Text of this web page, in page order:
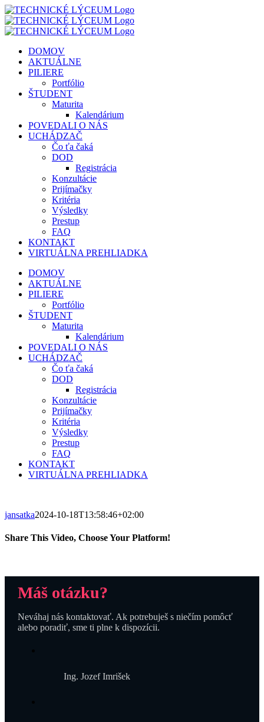
Skip
to
content
DOMOV
AKTUÁLNE
PILIERE
Portfólio
ŠTUDENT
Maturita
Kalendárium
POVEDALI O NÁS
UCHÁDZAČ
Čo ťa čaká
DOD
Registrácia
Konzultácie
Prijímačky
Kritéria
Výsledky
Prestup
FAQ
KONTAKT
VIRTUÁLNA PREHLIADKA
DOMOV
AKTUÁLNE
PILIERE
Portfólio
ŠTUDENT
Maturita
Kalendárium
POVEDALI O NÁS
UCHÁDZAČ
Čo ťa čaká
DOD
Registrácia
Konzultácie
Prijímačky
Kritéria
Výsledky
Prestup
FAQ
KONTAKT
VIRTUÁLNA PREHLIADKA
jansatka2024-10-18T13:58:46+02:00
Share This Video, Choose Your Platform!
Máš otázku?
Neváhaj nás kontaktovať. Ak potrebuješ s niečím pomôcť
alebo poradiť, sme ti plne k dispozícii.
Ing. Jozef Imrišek